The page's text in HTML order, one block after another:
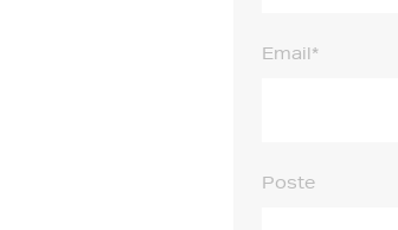
Email*
Poste